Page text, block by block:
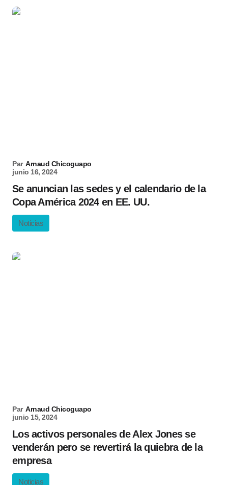
Par Arnaud Chicoguapo
junio 16, 2024
Se anuncian las sedes y el calendario de la
Copa América 2024 en EE. UU.
Noticias
Par Arnaud Chicoguapo
junio 15, 2024
Los activos personales de Alex Jones se
venderán pero se revertirá la quiebra de la
empresa
Noticias